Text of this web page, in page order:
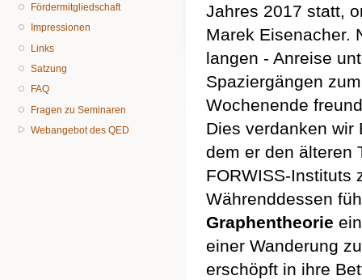
Fördermitgliedschaft
Impressionen
Links
Satzung
FAQ
Fragen zu Seminaren
Webangebot des QED
Jahres 2017 statt,
Marek Eisenacher.
langen - Anreise
Spaziergängen
Wochenende
Dies verdanken wir
dem er den älteren
FORWISS-Instituts
Währenddessen
Graphentheorie
einer Wanderung
erschöpft in ihre